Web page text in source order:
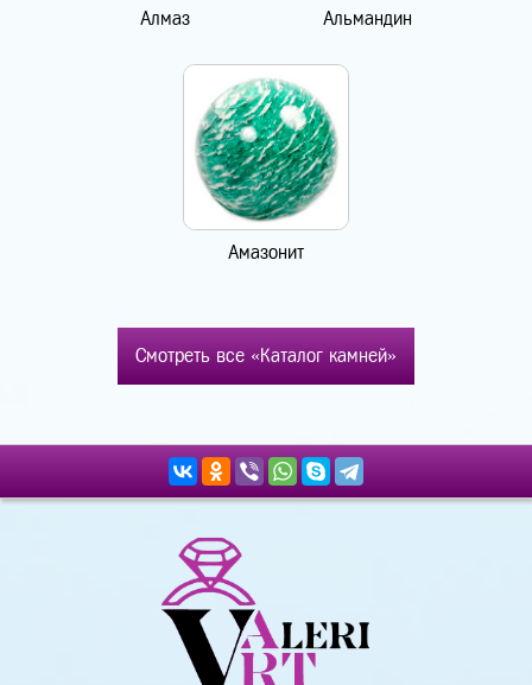
Алмаз Альмандин
Амазонит
Смотреть все «Каталог камней»